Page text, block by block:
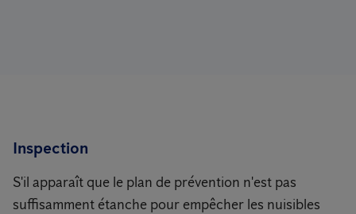
Inspection
S'il apparaît que le plan de prévention n'est pas
suffisamment étanche pour empêcher les nuisibles